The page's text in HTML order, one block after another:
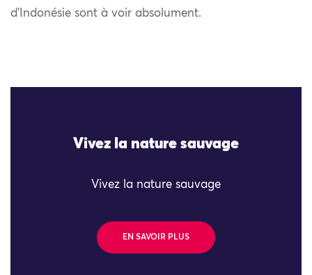
d’Indonésie sont à voir absolument.
Vivez la nature sauvage
Vivez la nature sauvage
EN SAVOIR PLUS